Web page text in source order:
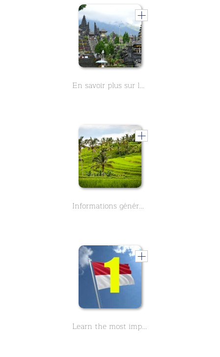
En savoir plus sur le Pura Besakih le Temple Mère à Bali, indonésie
Informations générales sur la saison des pluies à Bali sur l'Indonésie, ainsi qu'une courte vue de la nourriture et des plats fantastiques à Bali.
Learn the most important Indonesian sentences - Part 1